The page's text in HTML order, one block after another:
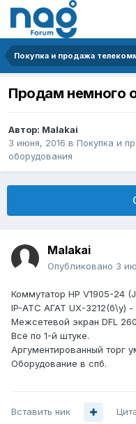
Продам немного
Автор: Malakai
3 июня, 2016 в Покупка и
оборудования
Malakai
Опубликовано 3
Коммутатор HP V1905-24
IP-ATC АГАТ UX-3212(б\у) -
Межсетевой экран DFL
Всё по 1-й штуке.
Аргументированный торг
Оборудование в спб.
Вставить ник